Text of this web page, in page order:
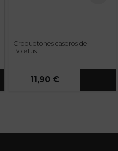
Croquetones caseros de
Boletus.
11,90 €